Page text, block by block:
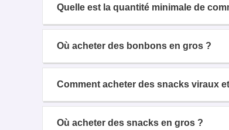
Quelle est la quantité minimale de
Où acheter des bonbons en gros ?
Comment acheter des snacks viraux
Où acheter des snacks en gros ?